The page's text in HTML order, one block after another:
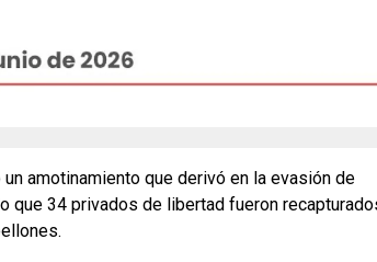
amotinamiento que derivó en la evasión de
que 34 privados de libertad fueron